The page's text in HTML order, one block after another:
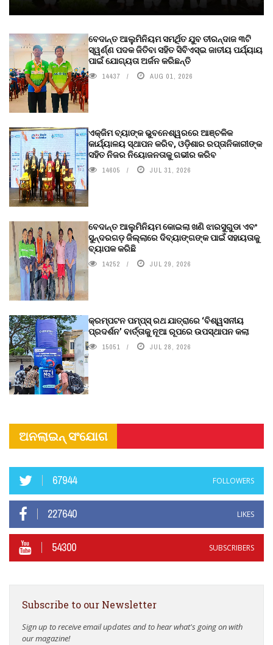
ବେଦାନ୍ତ ଆଲୁମିନିୟମ ସମର୍ଥିତ ଯୁବ ତୀରନ୍ଦାଜ ୩ଟି
ସ୍ୱର୍ଣ୍ଣ ପଦକ ଜିତିବା ସହିତ ସିବିଏସ୍ଇ ଜାତୀୟ ପର୍ଯ୍ୟାୟ
ପାଇଁ ଯୋଗ୍ୟତା ଅର୍ଜନ କରିଛନ୍ତି
14437 AUG 01, 2026
ଏକ୍ଜିମ ବ୍ୟାଙ୍କ ଭୁବନେଶ୍ୱରରେ ଆଞ୍ଚଳିକ
କାର୍ଯ୍ୟାଳୟ ସ୍ଥାପନ କରିବ, ଓଡ଼ିଶାର ରପ୍ତାନିକାରୀଙ୍କ
ସହିତ ନିଜର ନିୟୋଜନତାକୁ ଗଭୀର କରିବ
14605 JUL 31, 2026
ବେଦାନ୍ତ ଆଲୁମିନିୟମ କୋଇଲା ଖଣି ଝାରସୁଗୁଡା ଏବଂ
ସୁନ୍ଦରଗଡ଼ ଜିଲ୍ଲାରେ ଦିବ୍ୟାଙ୍ଗଙ୍କ ପାଇଁ ସହାୟତାକୁ
ବ୍ୟାପକ କରିଛି
14252 JUL 29, 2026
କ୍ରମ୍ପଟନ ପମ୍ପ୍‌ସ୍‌ ରଥ ଯାତ୍ରାରେ ‘ବିଶ୍ୱସନୀୟ
ପ୍ରଦର୍ଶନ’ ବାର୍ତ୍ତାକୁ ନୂଆ ରୂପରେ ଉପସ୍ଥାପନ କଲା
15051 JUL 28, 2026
ଅନଲାଇନ୍ ସଂଯୋଗ
67944 FOLLOWERS
227640 LIKES
54300 SUBSCRIBERS
Subscribe to our Newsletter
Sign up to receive email updates and to hear what's going on with
our magazine!